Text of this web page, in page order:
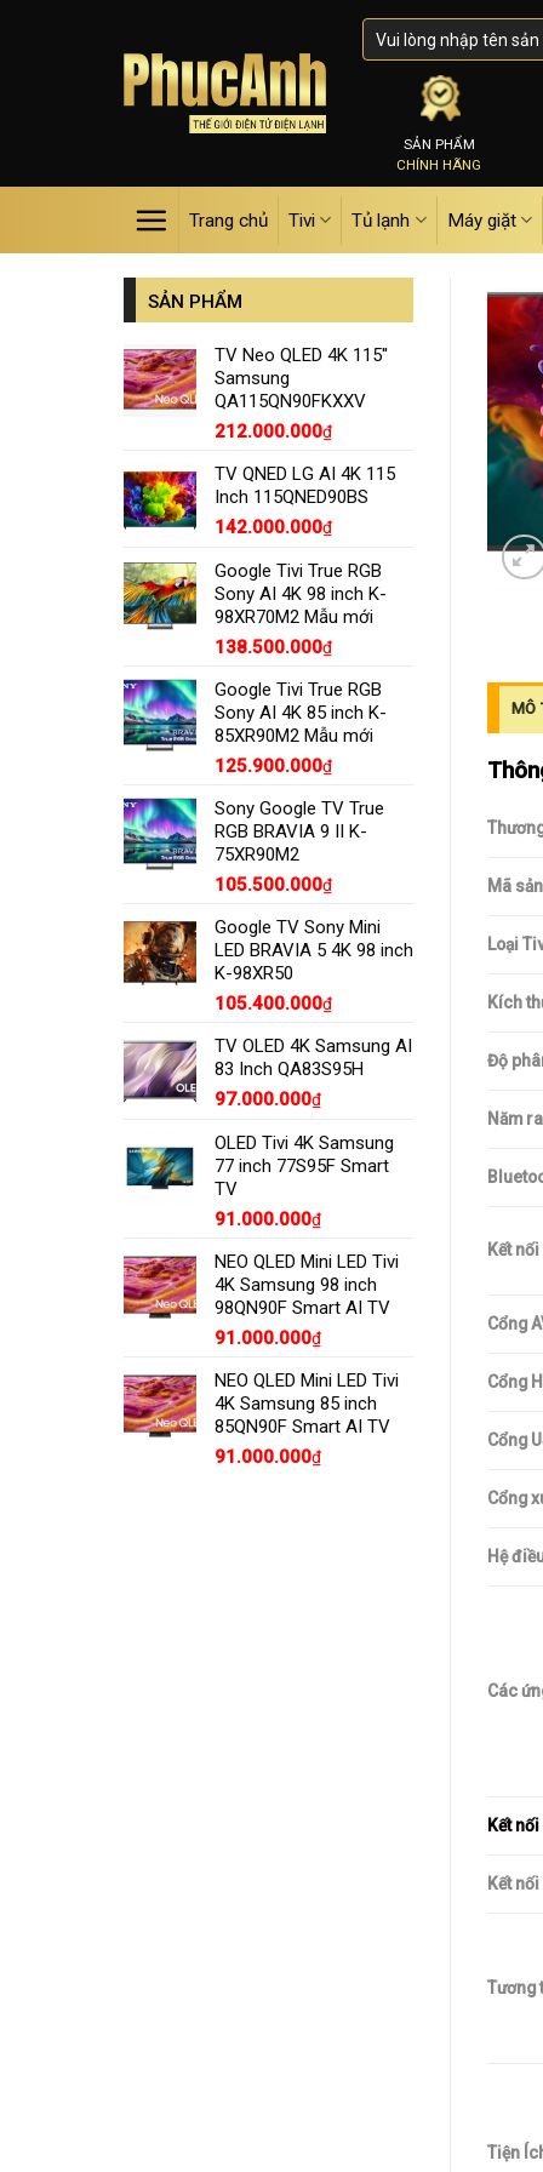
SẢN PHẨM
CHÍNH HÃNG
Trang chủ Tivi Tủ lạnh Máy giặt
MÔ
Mã
Loại
Kích
Độ
Năm
Kết
Cổng
Cổng
Cổng
Cổng
Hệ
Các
Kết
Kết
Tương
Tiện
SẢN PHẨM
TV Neo QLED 4K 115''
Samsung
QA115QN90FKXXV
212.000.000₫
TV QNED LG AI 4K 115
Inch 115QNED90BS
142.000.000₫
Google Tivi True RGB
Sony AI 4K 98 inch K-
98XR70M2 Mẫu mới
138.500.000₫
Google Tivi True RGB
Sony AI 4K 85 inch K-
85XR90M2 Mẫu mới
125.900.000₫
Sony Google TV True
RGB BRAVIA 9 II K-
75XR90M2
105.500.000₫
Google TV Sony Mini
LED BRAVIA 5 4K 98 inch
K-98XR50
105.400.000₫
TV OLED 4K Samsung AI
83 Inch QA83S95H
97.000.000₫
OLED Tivi 4K Samsung
77 inch 77S95F Smart
TV
91.000.000₫
NEO QLED Mini LED Tivi
4K Samsung 98 inch
98QN90F Smart AI TV
91.000.000₫
NEO QLED Mini LED Tivi
4K Samsung 85 inch
85QN90F Smart AI TV
91.000.000₫